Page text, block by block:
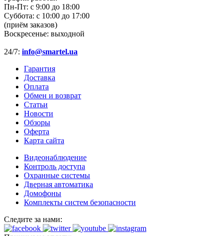
Пн-Пт: с 9:00 до 18:00
Суббота: с 10:00 до 17:00
(приём заказов)
Воскресенье: выходной
24/7: info@smartel.ua
Гарантия
Доставка
Оплата
Обмен и возврат
Статьи
Новости
Обзоры
Оферта
Карта сайта
Видеонаблюдение
Контроль доступа
Охранные системы
Дверная автоматика
Домофоны
Комплекты систем безопасности
Следите за нами: